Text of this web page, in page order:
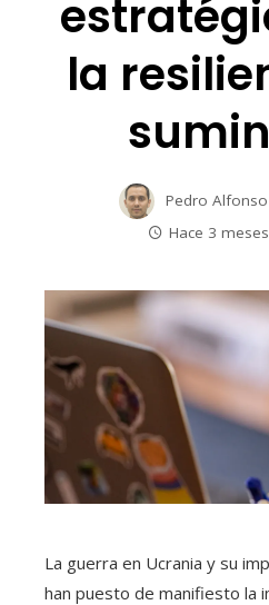
la
Pedro Alfonso
Hace 3 meses
La guerra en Ucrania y su
han puesto de manifiesto la